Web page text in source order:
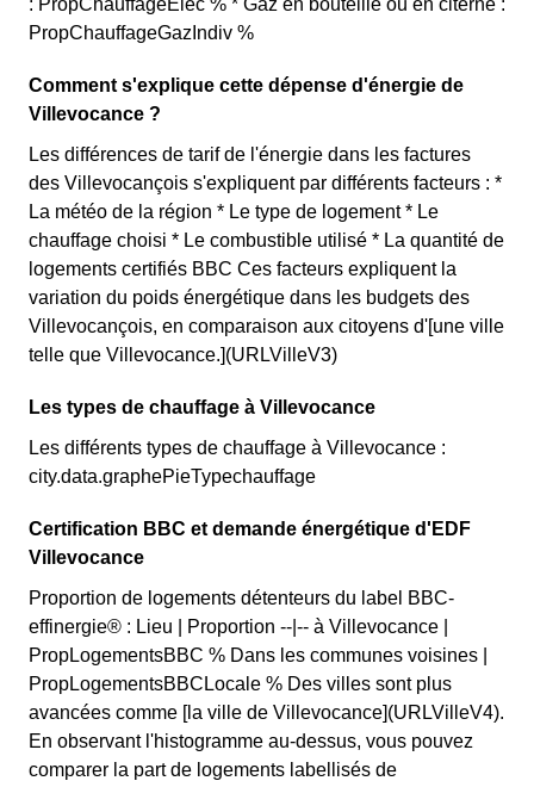
: PropChauffageElec % * Gaz en bouteille ou en citerne :
PropChauffageGazIndiv %
Comment s'explique cette dépense d'énergie de
Villevocance ?
Les différences de tarif de l'énergie dans les factures
des Villevocançois s'expliquent par différents facteurs : *
La météo de la région * Le type de logement * Le
chauffage choisi * Le combustible utilisé * La quantité de
logements certifiés BBC Ces facteurs expliquent la
variation du poids énergétique dans les budgets des
Villevocançois, en comparaison aux citoyens d'[une ville
telle que Villevocance.](URLVilleV3)
Les types de chauffage à Villevocance
Les différents types de chauffage à Villevocance :
city.data.graphePieTypechauffage
Certification BBC et demande énergétique d'EDF
Villevocance
Proportion de logements détenteurs du label BBC-
effinergie® : Lieu | Proportion --|-- à Villevocance |
PropLogementsBBC % Dans les communes voisines |
PropLogementsBBCLocale % Des villes sont plus
avancées comme [la ville de Villevocance](URLVilleV4).
En observant l'histogramme au-dessus, vous pouvez
comparer la part de logements labellisés de